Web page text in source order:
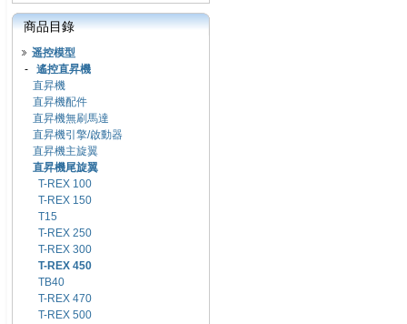
商品目錄
遥控模型
- 遙控直昇機
直昇機
直昇機配件
直昇機無刷馬達
直昇機引擎/啟動器
直昇機主旋翼
直昇機尾旋翼
T-REX 100
T-REX 150
T15
T-REX 250
T-REX 300
T-REX 450
TB40
T-REX 470
T-REX 500